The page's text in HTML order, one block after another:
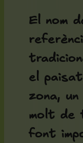
El nom
el
zona,
molt de
font